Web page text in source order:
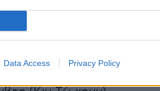
Data Access Privacy Policy
την αρχηγό της ομάδας
που υποδύεται
φορά τις εικόνες των
το παρωνύμιό τους: